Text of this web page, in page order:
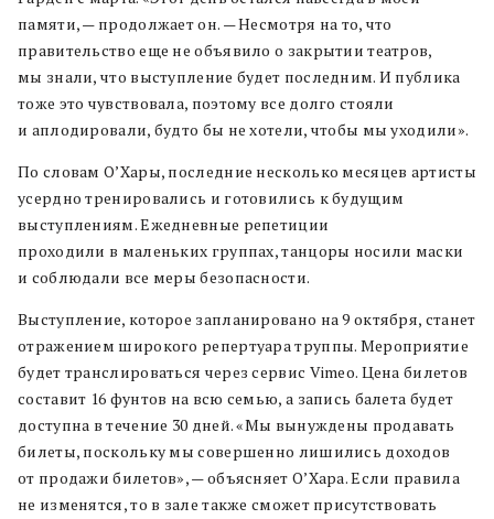
памяти, — продолжает он. — Несмотря на то, что
правительство еще не объявило о закрытии театров,
мы знали, что выступление будет последним. И публика
тоже это чувствовала, поэтому все долго стояли
и аплодировали, будто бы не хотели, чтобы мы уходили».
По словам О’Хары, последние несколько месяцев артисты
усердно тренировались и готовились к будущим
выступлениям. Ежедневные репетиции
проходили в маленьких группах, танцоры носили маски
и соблюдали все меры безопасности.
Выступление, которое запланировано на 9 октября, станет
отражением широкого репертуара труппы. Мероприятие
будет транслироваться через сервис Vimeo. Цена билетов
составит 16 фунтов на всю семью, а запись балета будет
доступна в течение 30 дней. «Мы вынуждены продавать
билеты, поскольку мы совершенно лишились доходов
от продажи билетов», — объясняет О’Хара. Если правила
не изменятся, то в зале также сможет присутствовать